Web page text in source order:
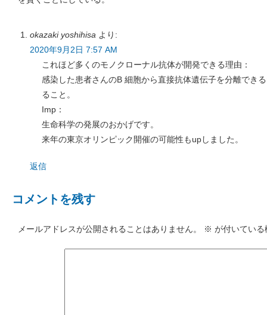
okazaki yoshihisa より:
2020年9月2日 7:57 AM
これほど多くのモノクローナル抗体が開発できる理由：
感染した患者さんのB 細胞から直接抗体遺伝子を分離でき
ること。
Imp：
生命科学の発展のおかげです。
来年の東京オリンピック開催の可能性もupしました。
返信
コメントを残す
メールアドレスが公開されることはありません。 ※ が付いてい